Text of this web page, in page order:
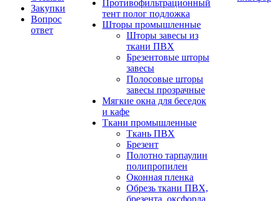
Закупки
Вопрос
ответ
Противофильтрационный
тент полог подложка
Шторы промышленные
Шторы завесы из
ткани ПВХ
Брезентовые шторы
завесы
Полосовые шторы
завесы прозрачные
Мягкие окна для беседок
и кафе
Ткани промышленные
Ткань ПВХ
Брезент
Полотно тарпаулин
полипропилен
Оконная пленка
Обрезь ткани ПВХ,
брезента, оксфорда,